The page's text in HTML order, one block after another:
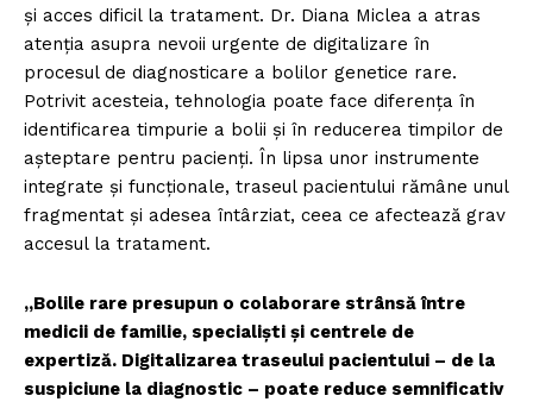
și acces dificil la tratament. Dr. Diana Miclea a atras
atenția asupra nevoii urgente de digitalizare în
procesul de diagnosticare a bolilor genetice rare.
Potrivit acesteia, tehnologia poate face diferența în
identificarea timpurie a bolii și în reducerea timpilor de
așteptare pentru pacienți. În lipsa unor instrumente
integrate și funcționale, traseul pacientului rămâne unul
fragmentat și adesea întârziat, ceea ce afectează grav
accesul la tratament.
„Bolile rare presupun o colaborare strânsă între
medicii de familie, specialiști și centrele de
expertiză. Digitalizarea traseului pacientului – de la
suspiciune la diagnostic – poate reduce semnificativ